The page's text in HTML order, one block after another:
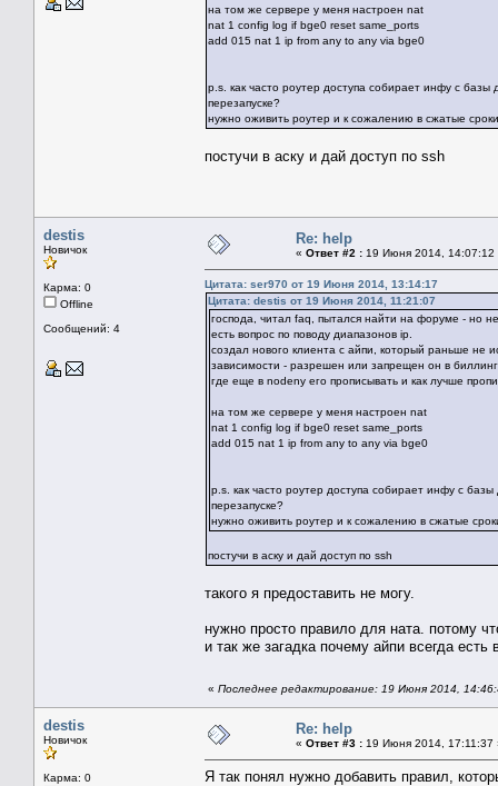
на том же сервере у меня настроен nat
nat 1 config log if bge0 reset same_ports
add 015 nat 1 ip from any to any via bge0
p.s. как часто роутер доступа собирает инфу с
перезапуске?
нужно оживить роутер и к сожалению в сжатые сроки
постучи в аску и дай доступ по ssh
destis
Новичок
Карма: 0
Offline
Сообщений: 4
Re: help
« Ответ #2 : 19 Июня 2014, 14:07:12
Цитата: ser970 от 19 Июня 2014, 13:14:17
Цитата: destis от 19 Июня 2014, 11:21:07
господа, читал faq, пытался найти на форуме - но
есть вопрос по поводу диапазонов ip.
создал нового клиента с айпи, который раньше не
зависимости - разрешен или запрещен он в
где еще в nodeny его прописывать и как лучше
на том же сервере у меня настроен nat
nat 1 config log if bge0 reset same_ports
add 015 nat 1 ip from any to any via bge0
p.s. как часто роутер доступа собирает инфу с
перезапуске?
нужно оживить роутер и к сожалению в сжатые
постучи в аску и дай доступ по ssh
такого я предоставить не могу.
нужно просто правило для ната. потому
и так же загадка почему айпи всегда
« Последнее редактирование: 19 Июня 2014,
destis
Новичок
Карма: 0
Re: help
« Ответ #3 : 19 Июня 2014, 17:11:37
Я так понял нужно добавить правил,